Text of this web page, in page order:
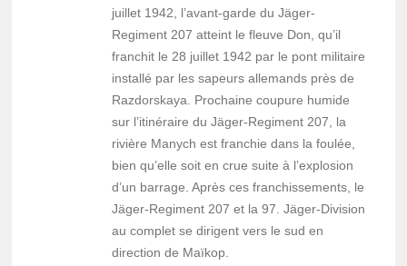
juillet 1942, l’avant-garde du Jäger-
Regiment 207 atteint le fleuve Don, qu’il
franchit le 28 juillet 1942 par le pont militaire
installé par les sapeurs allemands près de
Razdorskaya. Prochaine coupure humide
sur l’itinéraire du Jäger-Regiment 207, la
rivière Manych est franchie dans la foulée,
bien qu’elle soit en crue suite à l’explosion
d’un barrage. Après ces franchissements, le
Jäger-Regiment 207 et la 97. Jäger-Division
au complet se dirigent vers le sud en
direction de Maïkop.